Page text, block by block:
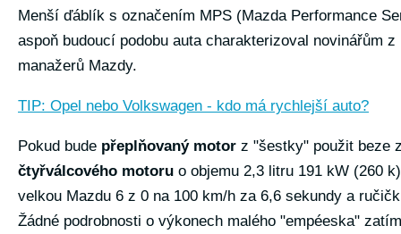
Menší ďáblík s označením MPS (Mazda Performance
aspoň budoucí podobu auta charakterizoval novinářům
manažerů Mazdy.
TIP: Opel nebo Volkswagen - kdo má rychlejší auto?
Pokud bude přeplňovaný motor z "šestky" použit beze
čtyřválcového motoru o objemu 2,3 litru 191 kW (260
velkou Mazdu 6 z 0 na 100 km/h za 6,6 sekundy a
Žádné podrobnosti o výkonech malého "empéeska"